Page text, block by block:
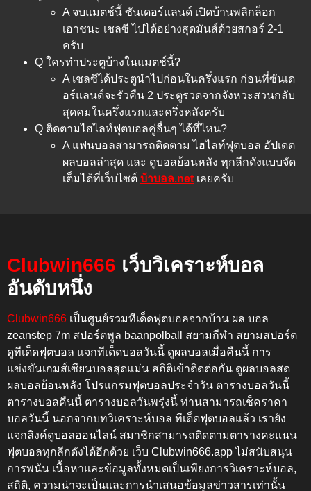
A จบแมตช์นี้ ซันเดอร์แลนด์ เปิดบ้านพลิกล็อก
เอาชนะ เชลซี ไปได้อย่างสุดมันส์ด้วยสกอร์ 2-1
ครับ
Q ใครทำประตูบ้างในแมตช์นี้?
A เชลซีได้ประตูนำไปก่อนในครึ่งแรก ก่อนที่ซันเด
อร์แลนด์จะรัวคืน 2 ประตูรวดจากจังหวะสวนกลับ
สุดคมในครึ่งแรกและครึ่งหลังครับ
Q ติดตามไฮไลท์ฟุตบอลคู่อื่นๆ ได้ที่ไหน?
A แฟนบอลสามารถติดตาม ไฮไลท์ฟุตบอล อัปเดต
ผลบอลล่าสุด และ ดูบอลย้อนหลัง ทุกลีกดังแบบจัด
เต็มได้ที่เว็บไซต์ บ้าบอล.net เลยครับ
Clubwin666 เว็บวิเคราะห์บอล
อันดับหนึ่ง
Clubwin666 เป็นศูนย์รวมทีเด็ดฟุตบอลจากบ้าน ผล บอล
zeanstep 7m สปอร์ตพูล baanpolball สยามกีฬา สยามสปอร์ต
ดูทีเด็ดฟุตบอล แจกทีเด็ดบอลวันนี้ ดูผลบอลเมื่อคืนนี้ การ
แข่งขันเกมส์เซียนบอลสุดแม่น สถิติเข้าติดต่อกัน ดูผลบอลสด
ผลบอลย้อนหลัง โปรแกรมฟุตบอลประจำวัน ตารางบอลวันนี้
ตารางบอลคืนนี้ ตารางบอลวันพรุ่งนี้ ท่านสามารถเช็คราคา
บอลวันนี้ นอกจากบทวิเคราะห์บอล ทีเด็ดฟุตบอลแล้ว เรายัง
แจกลิงค์ดูบอลออนไลน์ สมาชิกสามารถติดตามตารางคะแนน
ฟุตบอลทุกลีกดังได้อีกด้วย เว็บ Clubwin666.appไม่สนับสนุน
การพนัน เนื้อหาและข้อมูลทั้งหมดเป็นเพียงการวิเคราะห์บอล,
สถิติ, ความน่าจะเป็นและการนำเสนอข้อมูลข่าวสารเท่านั้น